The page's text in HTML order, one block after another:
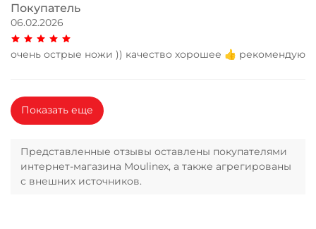
Покупатель
06.02.2026
очень острые ножи )) качество хорошее 👍 рекомендую
Показать еще
Представленные отзывы оставлены покупателями
интернет-магазина Moulinex, а также агрегированы
с внешних источников.